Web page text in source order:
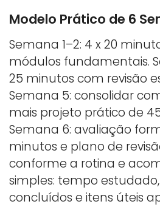
Modelo Prático de 6
Semana 1–2: 4 x 20
módulos fundamentais.
25 minutos com revisão
Semana 5: consolidar
mais projeto prático de
Semana 6: avaliação
minutos e plano de
conforme a rotina e
simples: tempo
concluídos e itens úteis